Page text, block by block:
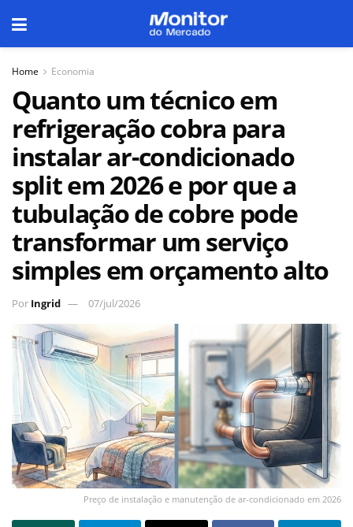
Home Economia
Quanto um técnico em
refrigeração cobra para
instalar ar-condicionado
split em 2026 e por que a
tubulação de cobre pode
transformar um serviço
simples em orçamento alto
Por Ingrid 07/jul/2026
Preço de instalação e manutenção de ar-condicionado em 2026